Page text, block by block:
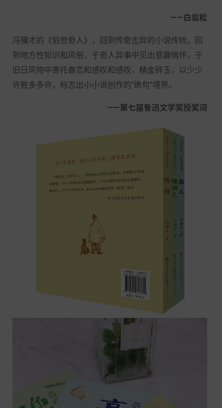
——白岩松
冯骥才的《俗世奇人》，回到传奇志异的小说传统，回
到地方性知识和风俗，于奇人异事中见出意趣情怀，于
旧日风物中寄托眷恋和感叹和感叹，精金碎玉，以少少
许胜多多许，标志出小小说创作的“绝句”境界。
——第七届鲁迅文学奖授奖词